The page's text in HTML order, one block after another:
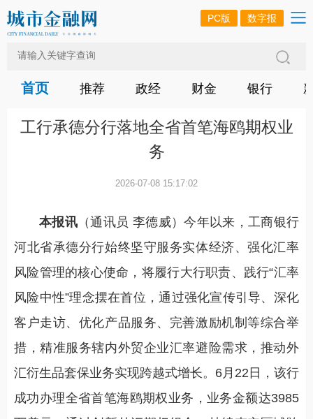
PC版 数字报
首页 推荐 政经 财金 银行
工行承德分行落地全省首笔海鸥期权业
务
2026-07-08 15:17:02
本报讯 （通讯员 李德威）今年以来，工商银行
河北省承德分行始终坚守服务实体经济、强化汇率
风险管理的核心使命，将履行大行职责、践行“汇率
风险中性”理念摆在首位，通过强化宣传引导、深化
客户走访、优化产品服务、完善激励机制等综合举
措，精准服务辖内外贸企业汇率避险需求，推动外
汇衍生品套保业务实现跨越式增长。6月22日，该行
成功办理全省首笔海鸥期权业务，业务金额达3985